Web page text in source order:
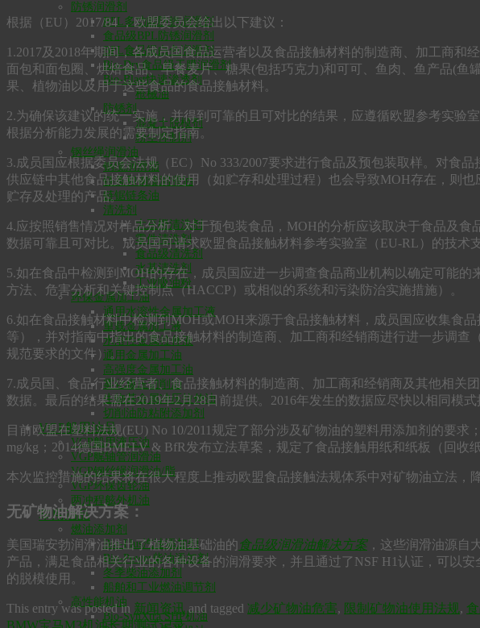
防锈润滑剂
BPL多功能防锈润滑剂
食品级BPL防锈润滑剂
BPL食品级白色润滑剂
Bio-Dry食品级干膜润滑剂
Bio-Blast快速渗透剂
枪械油
防锈剂
混凝土脱模剂
粉尘抑制剂
钢丝绳润滑油
钢缆润滑脂
链条和钢缆润滑油
链锯链条油
清洗剂
大豆橙清洗剂
零件清洗剂
食品级清洗剂
水基清洗剂
工业吸油粉
环保金属加工油
通用水溶性金属加工液
重载金属加工液
水溶性金属拉伸液
通用金属加工油
高强度金属加工油
雾化极压切削油
生物基金属冲压拉伸油
切削油防粘附添加剂
VGP船用油品
VGP船用液压油
VGP艉轴管润滑油
VGP钢丝绳润滑油/脂
VGP环保齿轮油
两冲程舷外机油
车用油品
燃油添加剂
Bio-Plus汽油添加剂
Bio-Power柴油添加剂
冬季柴油添加剂
船舶和工业燃油调节剂
高性能机油
Bio-SynXtra SHP机油
根据（EU）2017/84 ，欧盟委员会给出以下建议：
1.2017及2018年期间，各成员国食品运营者以及食品接触材料的制造商、加工商
面包和面包圈、烘焙食品、早餐麦片、糖果(包括巧克力)和可可、鱼肉、鱼产品(
果、植物油以及用于这些食品的食品接触材料。
2.为确保该建议的统一实施，并得到可靠的且可对比的结果，应遵循欧盟参考实
根据分析能力发展的需要制定指南。
3.成员国应根据委员会法规（EC）No 333/2007要求进行食品及预包装取样。对食
供应链中其他食品接触材料的使用（如贮存和处理过程）也会导致MOH存在，则
贮存及处理的产品。
4.应按照销售情况对样品分析。对于预包装食品，MOH的分析应该取决于食品及
数据可靠且可对比。成员国可请求欧盟食品接触材料参考实验室（EU-RL）的技
5.如在食品中检测到MOH的存在，成员国应进一步调查食品商业机构以确定可能
方法、危害分析和关键控制点（HACCP）或相似的系统和污染防治实施措施）。
6.如在食品接触材料中检测到MOH或MOH来源于食品接触材料，成员国应收集食
等），并对指南中指出的食品接触材料的制造商、加工商和经销商进行进一步调
规范要求的文件）。
7.成员国、食品行业经营者、食品接触材料的制造商、加工商和经销商及其他相关
数据。最后的结果需在2019年2月28日前提供。2016年发生的数据应尽快以相同模式
目前欧盟在塑料法规(EU) No 10/2011规定了部分涉及矿物油的塑料用添加剂的要
mg/kg；2014德国BMELV & BfR发布立法草案，规定了食品接触用纸和纸板（回
本次监控措施的结果将在很大程度上推动欧盟食品接触法规体系中对矿物油立法，
无矿物油解决方案：
美国瑞安勃润滑油推出了植物油基础油的 食品级润滑油解决方案，这些润滑油源自
产品，满足食品相关行业的各种设备的润滑要求，并且通过了NSF H1认证，可以
的脱模使用。
This entry was posted in 新闻资讯 and tagged 减少矿物油危害, 限制矿物油使用法规,